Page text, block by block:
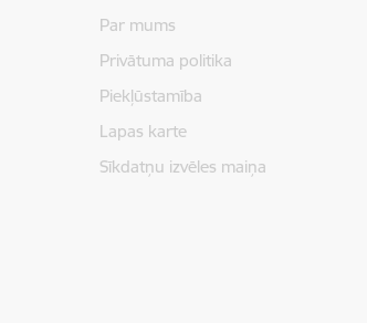
Par mums
Privātuma politika
Piekļūstamība
Lapas karte
Sīkdatņu izvēles maiņa